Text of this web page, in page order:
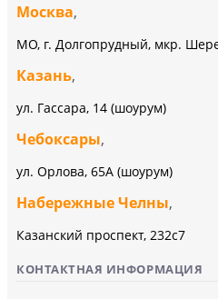
Москва,
МО, г. Долгопрудный, мкр.
Казань,
ул. Гассара, 14 (шоурум)
Чебоксары,
ул. Орлова, 65А (шоурум)
Набережные Челны,
Казанский проспект, 232c7
КОНТАКТНАЯ ИНФОРМАЦИЯ